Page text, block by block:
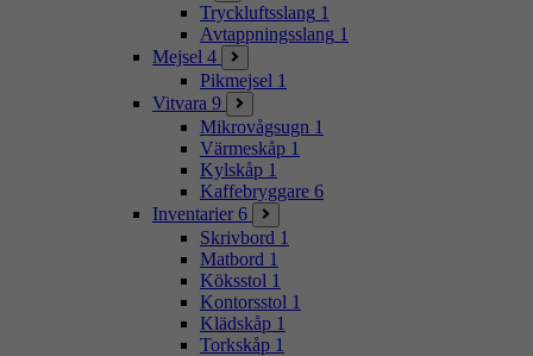
Tryckluftsslang 1
Avtappningsslang 1
Mejsel 4
Pikmejsel 1
Vitvara 9
Mikrovågsugn 1
Värmeskåp 1
Kylskåp 1
Kaffebryggare 6
Inventarier 6
Skrivbord 1
Matbord 1
Köksstol 1
Kontorsstol 1
Klädskåp 1
Torkskåp 1